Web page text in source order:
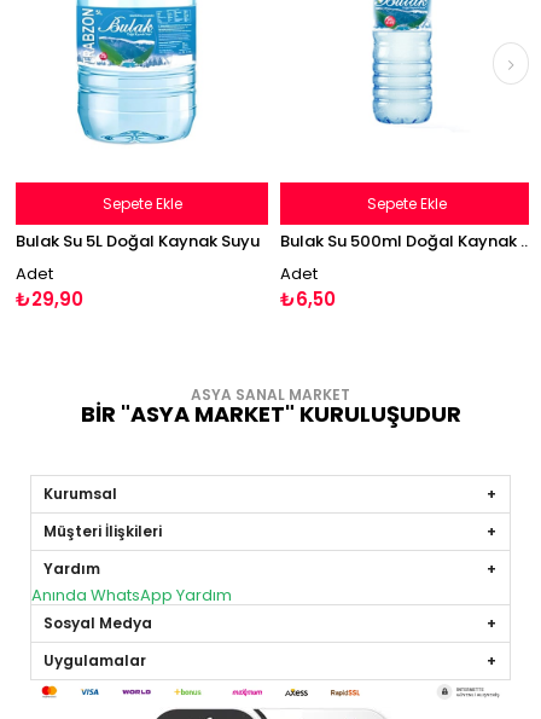
Bulak Su 5L Doğal Kaynak Suyu
Adet
₺29,90
Sepete Ekle
Bulak Su 500ml Doğal Kaynak Suyu
Adet
₺6,50
Sepete Ekle
ASYA SANAL MARKET
BİR "ASYA MARKET" KURULUŞUDUR
Kurumsal
Müşteri İlişkileri
Yardım
Anında WhatsApp Yardım
Sosyal Medya
Uygulamalar